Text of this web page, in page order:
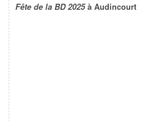
Fête de la BD 2025à Audincourt